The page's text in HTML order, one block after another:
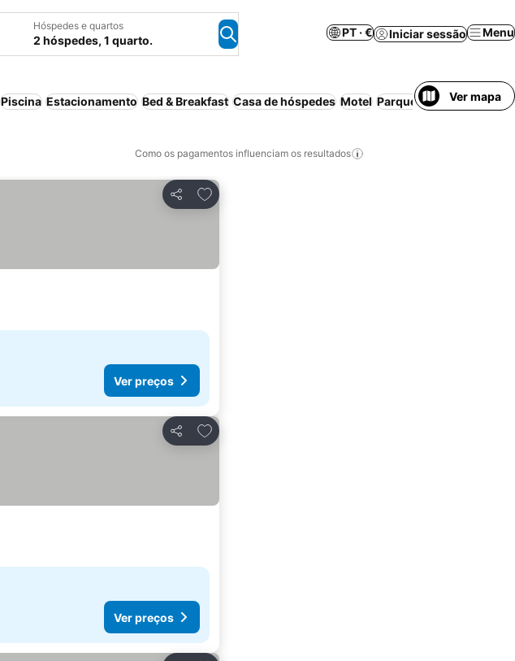
Hóspedes e quartos
2 hóspedes, 1 quarto.
PT · € Iniciar sessão Menu
Piscina Estacionamento Bed & Breakfast Casa de hóspedes Motel Parque de campismo
Ver mapa
Como os pagamentos influenciam os resultados
Partilhar
Adicionar aos favoritos
Ver preços
Partilhar
Adicionar aos favoritos
Ver preços